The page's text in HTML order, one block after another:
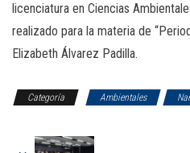
licenciatura en Ciencias
realizado para la materia de
Elizabeth Álvarez Padilla.
Categoría Ambientales